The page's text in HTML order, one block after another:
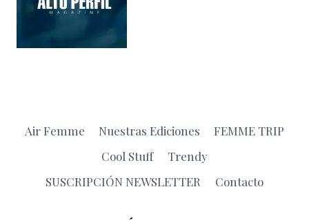
Air Femme Nuestras Ediciones
FEMME TRIP
Cool Stuff
Trendy
SUSCRIPCIÓN NEWSLETTER
Contacto